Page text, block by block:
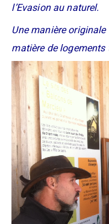
l’Evasion au naturel.
Une manière
matière de logements